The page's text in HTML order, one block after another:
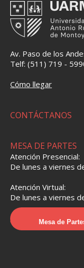
Av. Paso de los
Telf: (511) 719 -
Cómo llegar
CONTÁCTANOS
MESA DE PARTES
Atención Presencial:
De lunes a viernes
Atención Virtual:
De lunes a viernes
Mesa de